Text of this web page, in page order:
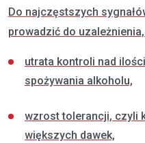
Do najczęstszych
prowadzić do
utrata kontroli nad
spożywania alkoholu,
wzrost tolerancji, czyli
większych dawek,